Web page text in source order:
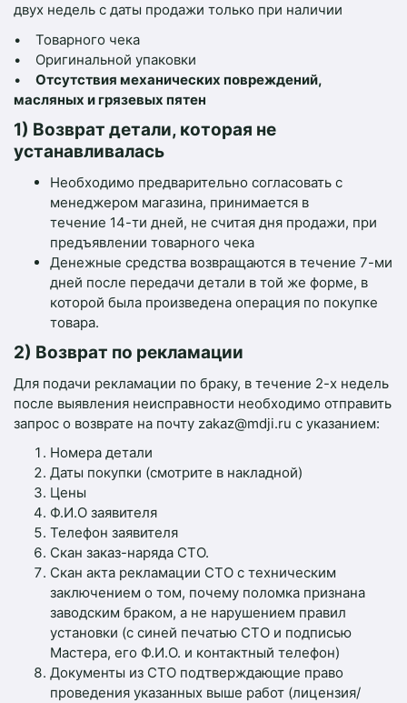
двух недель с даты продажи только при наличии
• Товарного чека
• Оригинальной упаковки
• Отсутствия механических повреждений,
масляных игрязевых пятен
1) Возврат детали, которая не
устанавливалась
Необходимо предварительно согласовать с
менеджером магазина, принимается в
течение 14-ти дней, не считая дня продажи, при
предъявлении товарного чека
Денежные средства возвращаются в течение 7-ми
дней после передачи детали в той же форме, в
которой была произведена операция по покупке
товара.
2) Возврат по рекламации
Для подачи рекламации по браку, в течение 2-х недель
после выявления неисправности необходимо отправить
запрос о возврате на почту zakaz@mdji.ru с указанием:
Номера детали
Даты покупки (смотрите в накладной)
Цены
Ф.И.О заявителя
Телефон заявителя
Скан заказ-наряда СТО.
Скан акта рекламации СТО с техническим
заключением о том, почему поломка признана
заводским браком, а не нарушением правил
установки (с синей печатью СТО и подписью
Мастера, его Ф.И.О. и контактный телефон)
Документы из СТО подтверждающие право
проведения указанных выше работ (лицензия/